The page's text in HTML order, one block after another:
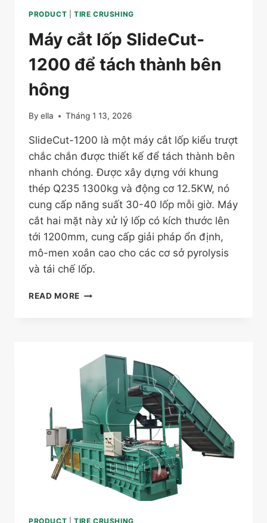
PRODUCT TIRE CRUSHING
Máy cắt lốp SlideCut-
1200 để tách thành bên
hông
By ella Tháng 1 13, 2026
SlideCut-1200 là một máy cắt lốp kiểu trượt
chắc chắn được thiết kế để tách thành bên
nhanh chóng. Được xây dựng với khung
thép Q235 1300kg và động cơ 12.5KW, nó
cung cấp năng suất 30-40 lốp mỗi giờ. Máy
cắt hai mặt này xử lý lốp có kích thước lên
tới 1200mm, cung cấp giải pháp ổn định,
mô-men xoắn cao cho các cơ sở pyrolysis
và tái chế lốp.
READ MORE MÁY
TÁCH
THÀNH
BÊN
HÔNG
PRODUCT TIRE CRUSHING